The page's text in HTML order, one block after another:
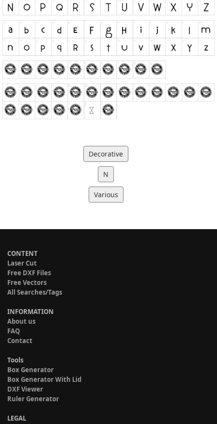
Decorative
N
Various
CONTENT
Laser Cut
Free DXF Files
Free Vectors
All Searches/Tags
INFORMATION
About us
FAQ
Contact
Tools
Box Generator
Box Generator With Lid
DXF Viewer
Ruler Generator
LEGAL